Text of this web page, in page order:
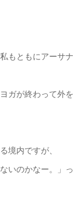
もともにアーサ
ガが終わって外
境内ですが、
いのかなー。」